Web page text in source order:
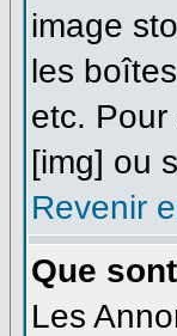
image
les
etc.
[img] ou
Revenir
Que
Les